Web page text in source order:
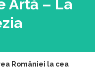
Artă – La
României la cea